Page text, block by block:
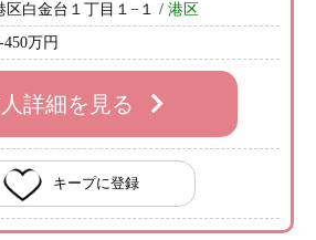
区白金台１丁目１−１ / 港区
万円
詳細を見る
キープに登録